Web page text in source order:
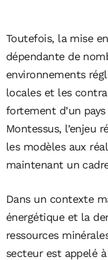
Toutefois, la mise
dépendante de
environnements
locales et les
fortement d’un
Montessus, l’enjeu
les modèles aux
maintenant un
Dans un contexte
énergétique et la
ressources
secteur est appelé